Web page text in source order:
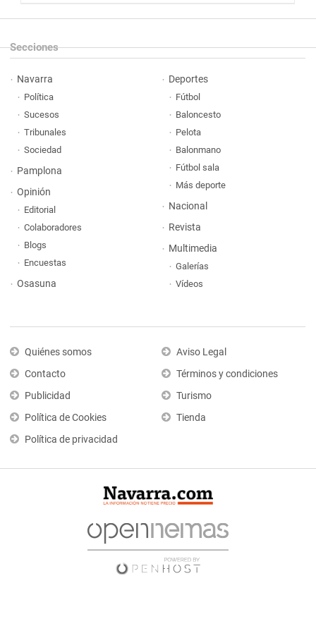
Secciones
Navarra
Política
Sucesos
Tribunales
Sociedad
Pamplona
Opinión
Editorial
Colaboradores
Blogs
Encuestas
Osasuna
Deportes
Fútbol
Baloncesto
Pelota
Balonmano
Fútbol sala
Más deporte
Nacional
Revista
Multimedia
Galerías
Vídeos
Quiénes somos
Contacto
Publicidad
Política de Cookies
Política de privacidad
Aviso Legal
Términos y condiciones
Turismo
Tienda